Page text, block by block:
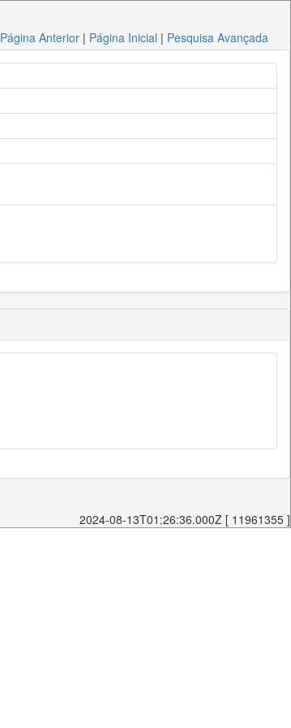
Página Anterior | Página Inicial | Pesquisa Avançada
2024-08-13T01:26:36.000Z [ 11961355 ]